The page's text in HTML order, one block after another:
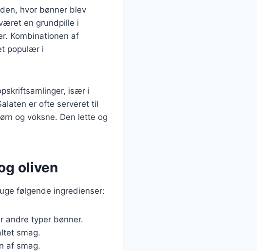
hvor bønner blev
en grundpille i
Kombinationen af
populær i
især i
er ofte serveret til
og voksne. Den lette og
oliven
følgende ingredienser:
andre typer bønner.
smag.
af smag.